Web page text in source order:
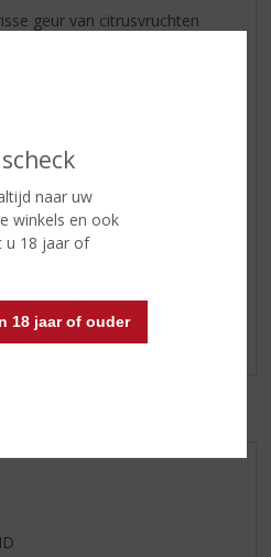
naar uw
winkels en ook
u 18 jaar of
18 jaar of ouder
geur van citrusvruchten
zacht en fris
voor dit product